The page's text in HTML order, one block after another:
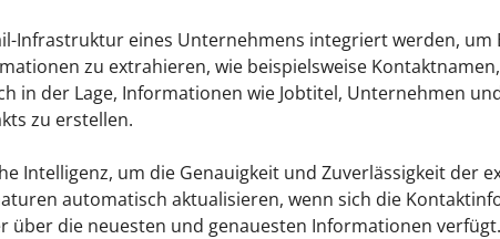
Infrastruktur eines Unternehmens integriert werden, um
zu extrahieren, wie beispielsweise Kontaktnamen,
in der Lage, Informationen wie Jobtitel, Unternehmen
zu erstellen.
Intelligenz, um die Genauigkeit und Zuverlässigkeit der
automatisch aktualisieren, wenn sich die
die neuesten und genauesten Informationen verfügt.